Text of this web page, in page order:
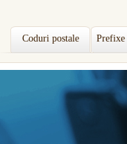
Coduri postale Prefixe